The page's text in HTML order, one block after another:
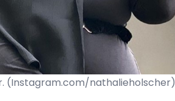
(Instagram.com/nathalieholscher)